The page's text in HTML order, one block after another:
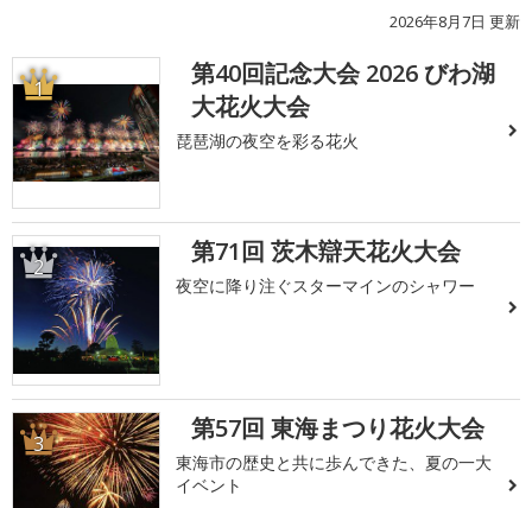
2026年8月7日 更新
1
第40回記念大会 2026 びわ湖
大花火大会
琵琶湖の夜空を彩る花火
2 第71回 茨木辯天花火大会
夜空に降り注ぐスターマインのシャワー
3 第57回 東海まつり花火大会
東海市の歴史と共に歩んできた、夏の一大
イベント